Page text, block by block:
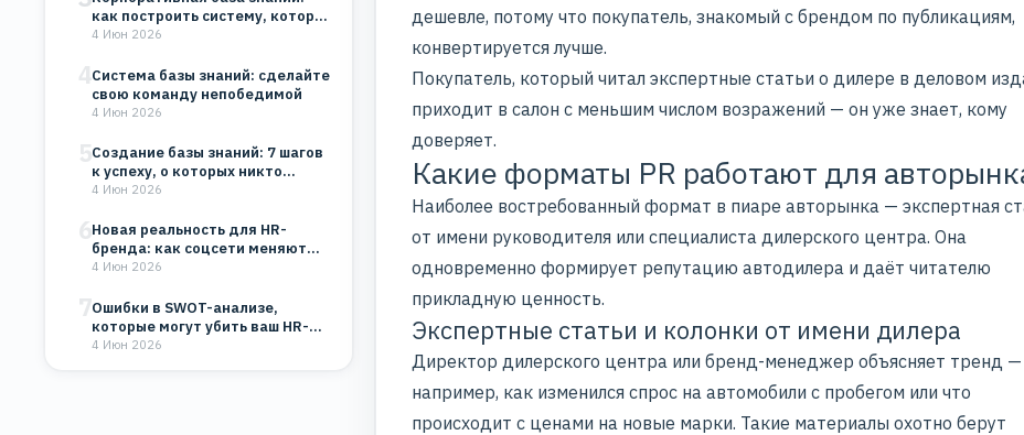
как построить систему, которая
будет работать на…
4 Июн 2026
4Система базы знаний: сделайте
свою команду непобедимой
4 Июн 2026
5Создание базы знаний: 7 шагов
к успеху, о которых никто…
4 Июн 2026
6Новая реальность для HR-
бренда: как соцсети меняют
восприятие компании
4 Июн 2026
7Ошибки в SWOT-анализе,
которые могут убить ваш HR-
бренд и бизнес
4 Июн 2026
дешевле, потому что покупатель, знакомый с брендом по публикациям,
конвертируется лучше.
Покупатель, который читал экспертные статьи о дилере в деловом
приходит в салон с меньшим числом возражений — он уже знает, кому
доверяет.
Какие форматы PR работают для
Наиболее востребованный формат в пиаре авторынка — экспертная
от имени руководителя или специалиста дилерского центра. Она
одновременно формирует репутацию автодилера и даёт читателю
прикладную ценность.
Экспертные статьи и колонки от имени дилера
Директор дилерского центра или бренд-менеджер объясняет тренд —
например, как изменился спрос на автомобили с пробегом или что
происходит с ценами на новые марки. Такие материалы охотно берут